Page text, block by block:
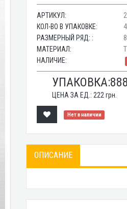
АРТИКУЛ:
КОЛ-ВО В УПАКОВКЕ:
4
РАЗМЕРНЫЙ РЯД: :
МАТЕРИАЛ:
НАЛИЧИЕ:
УПАКОВКА:888
ЦЕНА ЗА ЕД.: 222 грн.
Нет в наличии
ОПИСАНИЕ